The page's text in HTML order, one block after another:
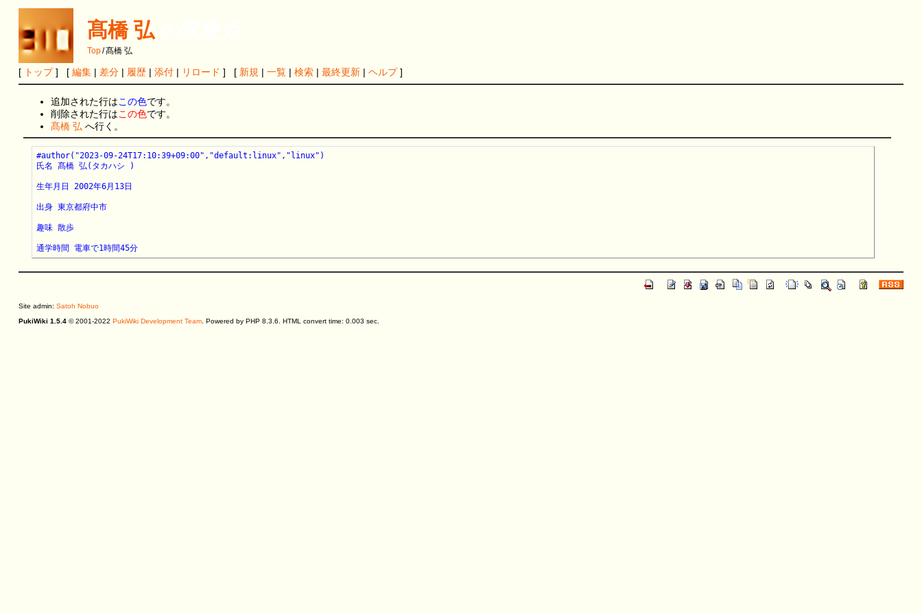
髙橋 弘の変更点
Top/髙橋 弘
[ トップ] [ 編集| 差分| 履歴| 添付| リロード ] [ 新規 | 一覧| 検索| 最終更新| ヘルプ]
追加された行はこの色です。
削除された行はこの色です。
髙橋 弘 へ行く。
#author("2023-09-24T17:10:39+09:00","default:linux","linux")
氏名 髙橋 弘(タカハシ )
生年月日 2002年6月13日
出身 東京都府中市
趣味 散歩
通学時間 電車で1時間45分
Site admin: Satoh Nobuo
PukiWiki 1.5.4© 2001-2022 PukiWiki Development Team. Powered by PHP 8.3.6. HTML convert time: 0.003 sec.